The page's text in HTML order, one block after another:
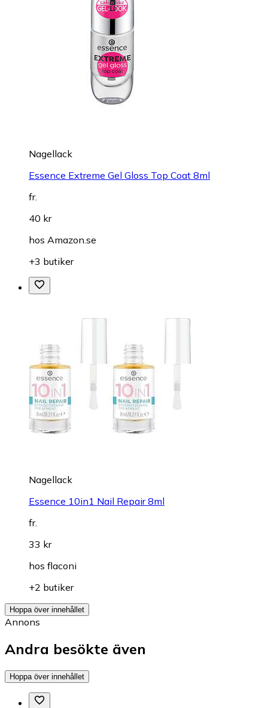
Nagellack
Essence Extreme Gel Gloss Top Coat 8ml
fr.
40 kr
hos Amazon.se
+3 butiker
Nagellack
Essence 10in1 Nail Repair 8ml
fr.
33 kr
hos flaconi
+2 butiker
Hoppa över innehållet
Annons
Andra besökte även
Hoppa över innehållet